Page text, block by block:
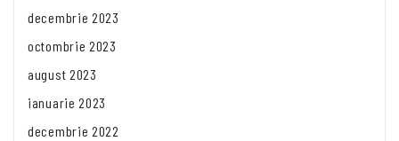
decembrie 2023
octombrie 2023
august 2023
ianuarie 2023
decembrie 2022